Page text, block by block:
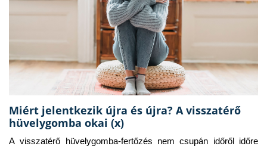
Miért jelentkezik újra és újra? A visszatérő
hüvelygomba okai (x)
A visszatérő hüvelygomba-fertőzés nem csupán időről időre